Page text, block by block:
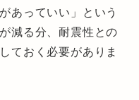
あっていい」という
減る分、耐震性との
ておく必要がありま